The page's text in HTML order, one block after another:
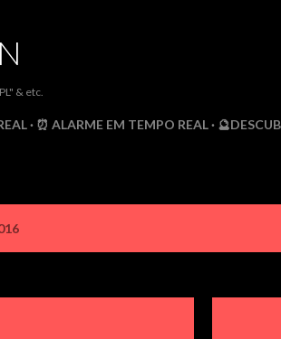
& etc.
⏰ ALARME EM TEMPO REAL